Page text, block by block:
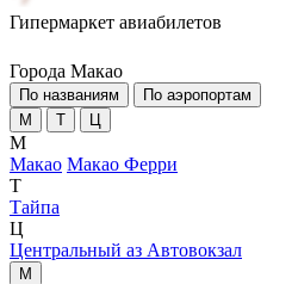
Гипермаркет авиабилетов
Города Макао
По названиям
По аэропортам
М
Т Ц
М
Макао Макао Ферри
Т
Тайпа
Ц
Центральный аз Автовокзал
М